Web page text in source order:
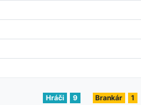
Hráči 9 Brankár 1